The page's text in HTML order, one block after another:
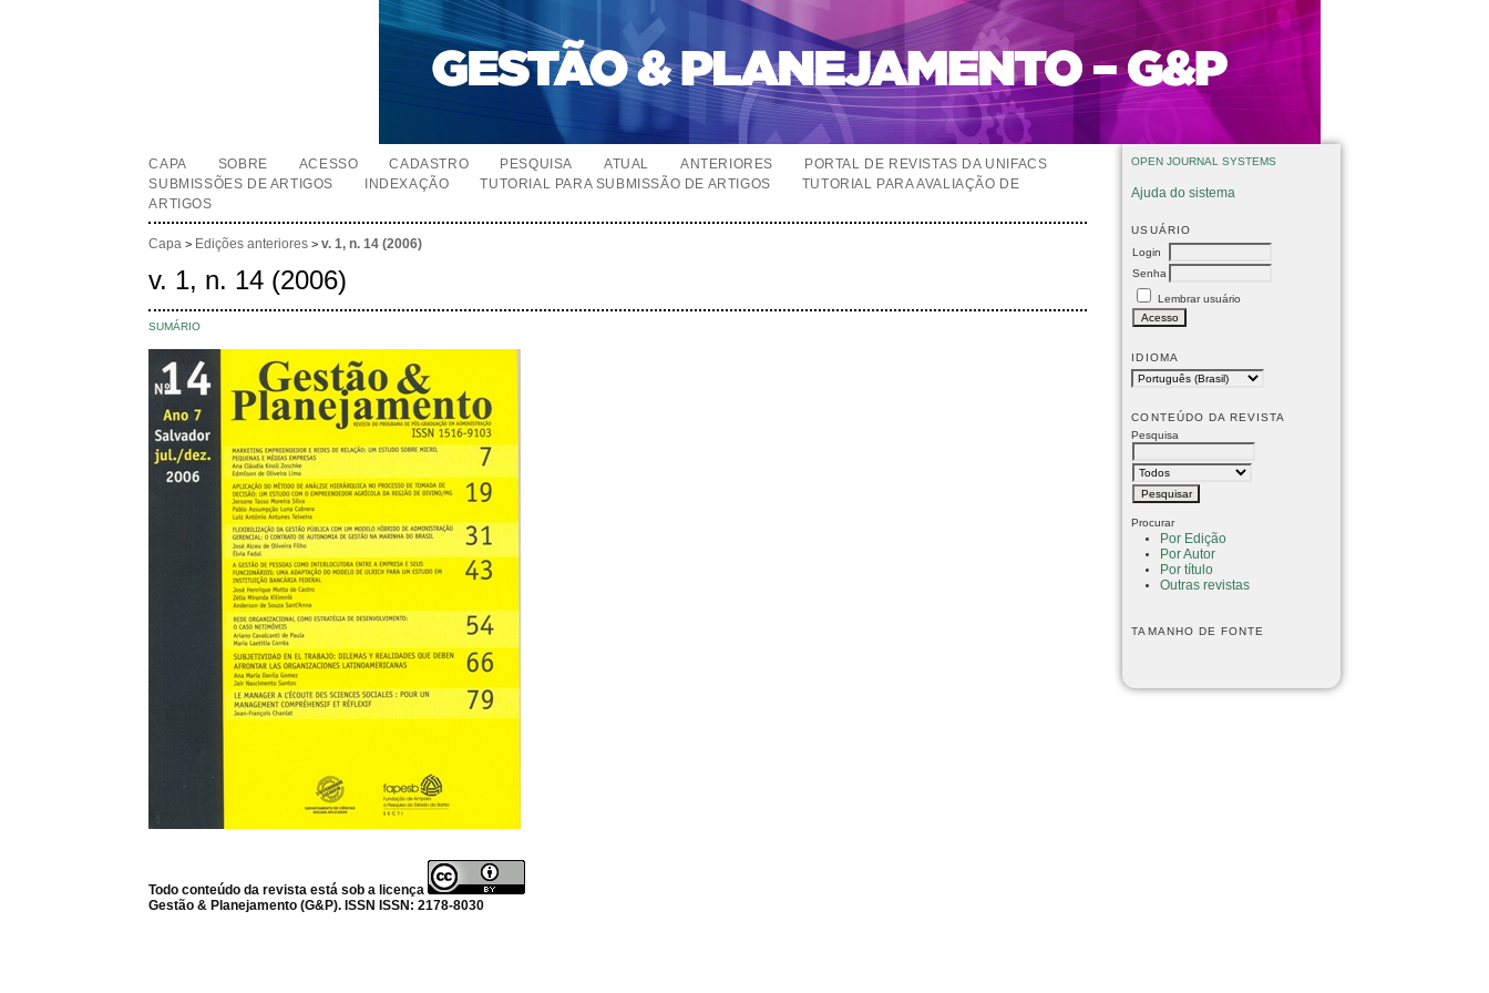
OPEN JOURNAL SYSTEMS
Ajuda do sistema
USUÁRIO
Login
Senha
Lembrar usuário
IDIOMA
CONTEÚDO DA REVISTA
Pesquisa
Procurar
Por Edição
Por Autor
Por título
Outras revistas
TAMANHO DE FONTE
CAPA SOBRE ACESSO CADASTRO PESQUISA ATUAL ANTERIORES
PORTAL DE REVISTAS DA UNIFACS
SUBMISSÕES DE ARTIGOS
INDEXAÇÃO TUTORIAL PARA SUBMISSÃO DE ARTIGOS
TUTORIAL PARA AVALIAÇÃO DE
ARTIGOS
Capa > Edições anteriores >v. 1, n. 14 (2006)
v. 1, n. 14 (2006)
SUMÁRIO
Todo conteúdo da revista está sob a licença
Gestão & Planejamento (G&P). ISSN ISSN: 2178-8030